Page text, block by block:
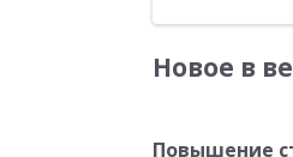
Новое в
Повышение